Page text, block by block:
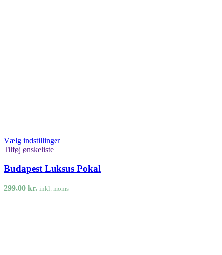
Vælg indstillinger
Tilføj ønskeliste
Budapest Luksus Pokal
299,00 kr. inkl. moms